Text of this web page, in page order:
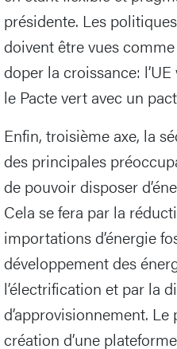
présidente. Les
doivent être vues
doper la croissance:
le Pacte vert avec un
Enfin, troisième axe, la
des principales
de pouvoir disposer
Cela se fera par la
importations d’énergie
développement des
l’électrification et par la
d’approvisionnement.
création d’une